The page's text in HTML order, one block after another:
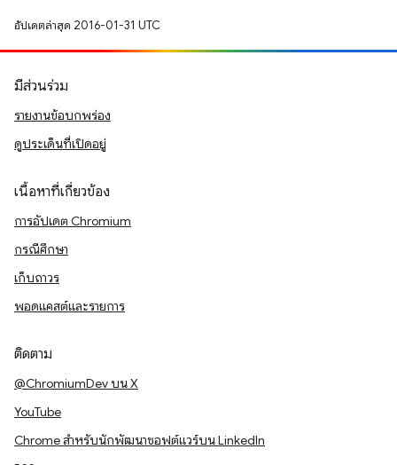
อัปเดตล่าสุด 2016-01-31 UTC
มีส่วนร่วม
รายงานข้อบกพร่อง
ดูประเด็นที่เปิดอยู่
เนื้อหาที่เกี่ยวข้อง
การอัปเดต Chromium
กรณีศึกษา
เก็บถาวร
พอดแคสต์และรายการ
ติดตาม
@ChromiumDev บน X
YouTube
Chrome สำหรับนักพัฒนาซอฟต์แวร์บน LinkedIn